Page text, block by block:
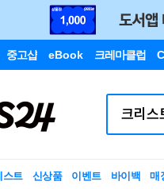
중고샵 eBook 크레마클럽
스트 신상품 이벤트 바이백 매